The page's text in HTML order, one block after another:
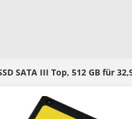
SATA III Top, 512 GB für